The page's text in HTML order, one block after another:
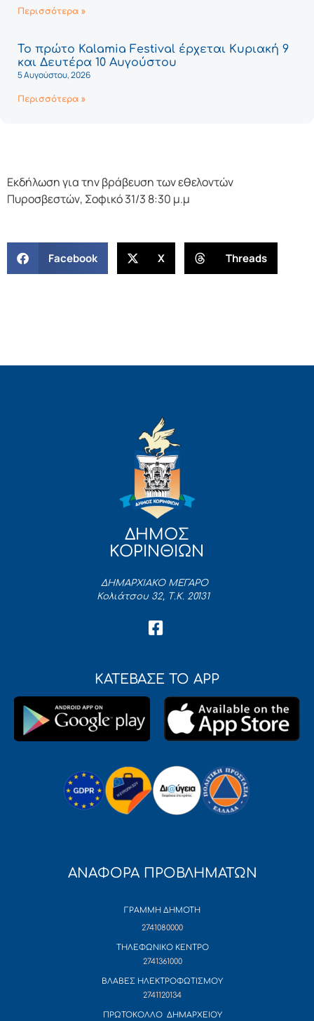
Περισσότερα »
Το πρώτο Kalamia Festival έρχεται Κυριακή 9
και Δευτέρα 10 Αυγούστου
5 Αυγούστου, 2026
Περισσότερα »
Εκδήλωση για την βράβευση των εθελοντών
Πυροσβεστών, Σοφικό 31/3 8:30 μ.μ
Facebook X Threads
ΔΗΜΟΣ
ΚΟΡΙΝΘΙΩΝ
ΔΗΜΑΡΧΙΑΚΟ ΜΕΓΑΡΟ
Κολιάτσου 32, Τ.Κ. 20131
ΚΑΤΕΒΑΣΕ ΤΟ APP
ΑΝΑΦΟΡΑ ΠΡΟΒΛΗΜΑΤΩΝ
ΓΡΑΜΜΗ ΔΗΜΟΤΗ
2741080000
ΤΗΛΕΦΩΝΙΚΟ ΚΕΝΤΡΟ
2741361000
ΒΛΑΒΕΣ ΗΛΕΚΤΡΟΦΩΤΙΣΜΟΥ
2741120134
ΠΡΩΤΟΚΟΛΛΟ ΔΗΜΑΡΧΕΙΟΥ